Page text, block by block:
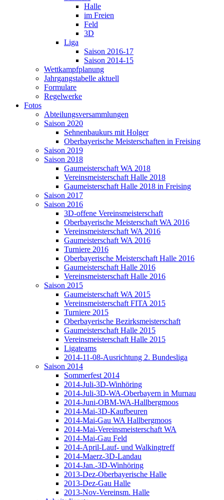
Halle
im Freien
Feld
3D
Liga
Saison 2016-17
Saison 2014-15
Wettkampfplanung
Jahrgangstabelle aktuell
Formulare
Regelwerke
Fotos
Abteilungsversammlungen
Saison 2020
Sehnenbaukurs mit Holger
Oberbayerische Meisterschaften in Freising
Saison 2019
Saison 2018
Gaumeisterschaft WA 2018
Vereinsmeisterschaft Halle 2018
Gaumeisterschaft Halle 2018 in Freising
Saison 2017
Saison 2016
3D-offene Vereinsmeisterschaft
Oberbayerische Meisterschaft WA 2016
Vereinsmeisterschaft WA 2016
Gaumeisterschaft WA 2016
Turniere 2016
Oberbayerische Meisterschaft Halle 2016
Gaumeisterschaft Halle 2016
Vereinsmeisterschaft Halle 2016
Saison 2015
Gaumeisterschaft WA 2015
Vereinsmeisterschaft FITA 2015
Turniere 2015
Oberbayerische Bezirksmeisterschaft
Gaumeisterschaft Halle 2015
Vereinsmeisterschaft Halle 2015
Ligateams
2014-11-08-Ausrichtung 2. Bundesliga
Saison 2014
Sommerfest 2014
2014-Juli-3D-Winhöring
2014-Juli-3D-WA-Oberbayern in Murnau
2014-Juni-OBM-WA-Hallbergmoos
2014-Mai-3D-Kaufbeuren
2014-Mai-Gau WA Hallbergmoos
2014-Mai-Vereinsmeisterschaft WA
2014-Mai-Gau Feld
2014-April-Lauf- und Walkingtreff
2014-Maerz-3D-Landau
2014-Jan.-3D-Winhöring
2013-Dez-Oberbayerische Halle
2013-Dez-Gau Halle
2013-Nov-Vereinsm. Halle